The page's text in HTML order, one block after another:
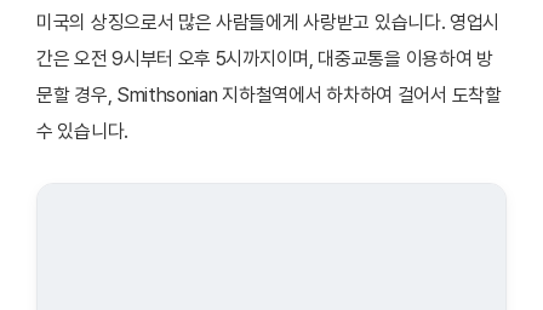
미국의 상징으로서 많은 사람들에게 사랑받고 있습니다. 영업시
간은 오전 9시부터 오후 5시까지이며, 대중교통을 이용하여 방
문할 경우, Smithsonian 지하철역에서 하차하여 걸어서 도착할
수 있습니다.